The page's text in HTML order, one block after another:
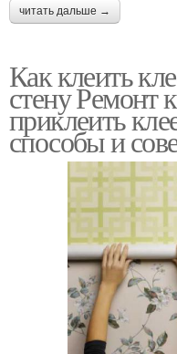
читать дальше →
Как клеить
стену Ремонт
приклеить
способы и